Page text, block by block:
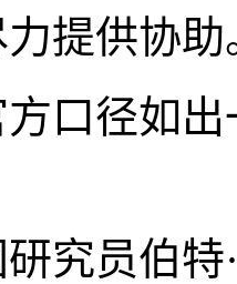
提供协
口径如
究员伯